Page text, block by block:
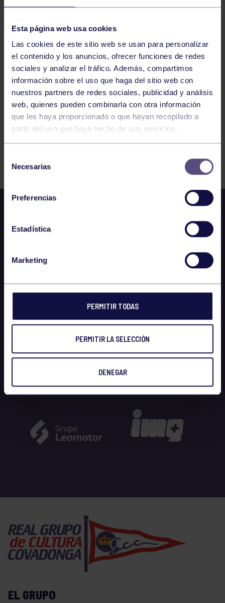
Esta página web usa cookies
Las cookies de este sitio web se usan para personalizar
el contenido y los anuncios, ofrecer funciones de redes
sociales y analizar el tráfico. Además, compartimos
información sobre el uso que haga del sitio web con
nuestros partners de redes sociales, publicidad y análisis
web, quienes pueden combinarla con otra información
que les haya proporcionado o que hayan recopilado a
partir del uso que haya hecho de sus servicios.
Necesarias
Preferencias
Estadística
Marketing
PERMITIR TODAS
PERMITIR LA SELECCIÓN
DENEGAR
RGCC
ENTRENAMIENTO CADETE FEMENINO A
399 400 401 402 403 404 405
EL GRUPO